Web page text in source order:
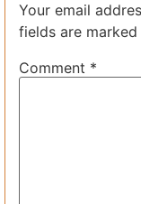
Your email
fields are marked
Comment *